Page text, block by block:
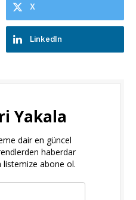
X
LinkedIn
Yakala
dair en güncel
haberdar
abone ol.